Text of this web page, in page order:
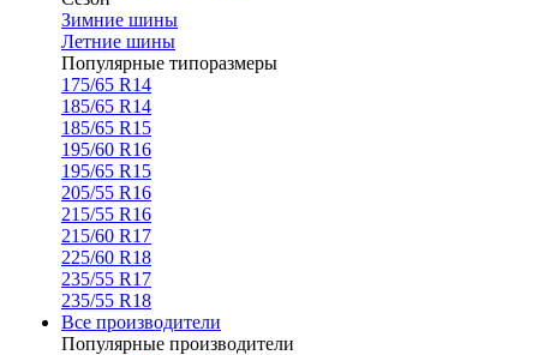
Зимние шины
Летние шины
Популярные типоразмеры
175/65 R14
185/65 R14
185/65 R15
195/60 R16
195/65 R15
205/55 R16
215/55 R16
215/60 R17
225/60 R18
235/55 R17
235/55 R18
Все производители
Популярные производители